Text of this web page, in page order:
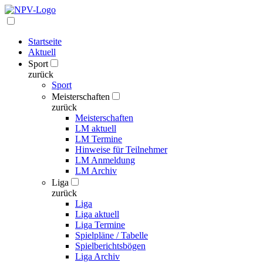
Startseite
Aktuell
Sport
zurück
Sport
Meisterschaften
zurück
Meisterschaften
LM aktuell
LM Termine
Hinweise für Teilnehmer
LM Anmeldung
LM Archiv
Liga
zurück
Liga
Liga aktuell
Liga Termine
Spielpläne / Tabelle
Spielberichtsbögen
Liga Archiv